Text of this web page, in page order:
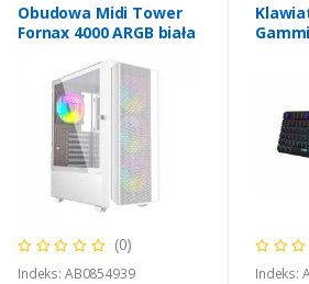
Obudowa Midi Tower
Fornax 4000 ARGB biała
(0)
Indeks: AB0854939 Indeks: